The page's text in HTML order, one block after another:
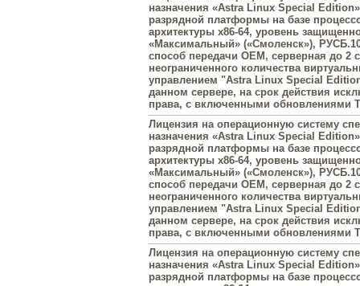
назначения «Astra Linux Special
разрядной платформы на базе
архитектуры х86-64, уровень
«Максимальный» («Смоленск»),
способ передачи OEM, серверная до 2
неограниченного количества
управлением "Astra Linux Special
данном сервере, на срок действия
права, с включенными обновлениями
Лицензия на операционную систему
назначения «Astra Linux Special
разрядной платформы на базе
архитектуры х86-64, уровень
«Максимальный» («Смоленск»),
способ передачи OEM, серверная до 2
неограниченного количества
управлением "Astra Linux Special
данном сервере, на срок действия
права, с включенными обновлениями
Лицензия на операционную систему
назначения «Astra Linux Special
разрядной платформы на базе